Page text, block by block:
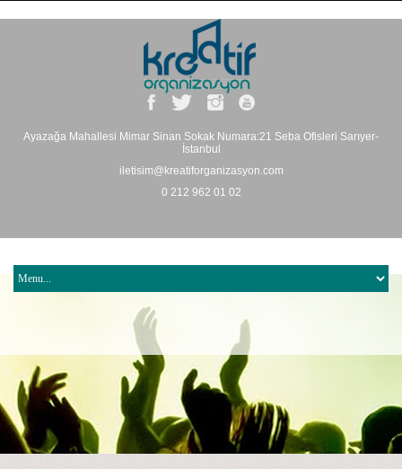
Ayazağa Mahallesi Mimar Sinan Sokak Numara:21 Seba Ofisleri Sarıyer-
İstanbul
iletisim@kreatiforganizasyon.com
0 212 962 01 02